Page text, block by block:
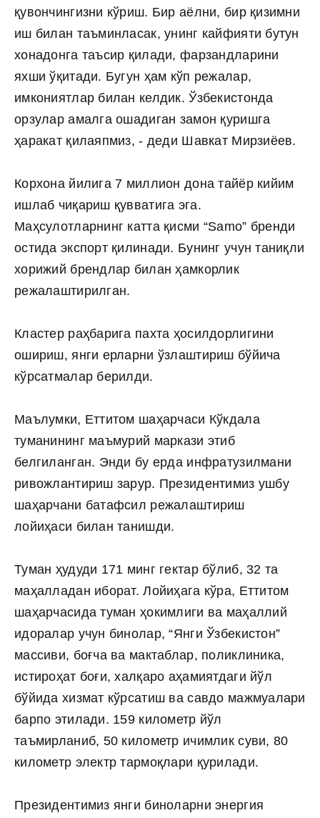
қувончингизни кўриш. Бир аёлни, бир қизимни
иш билан таъминласак, унинг кайфияти бутун
хонадонга таъсир қилади, фарзандларини
яхши ўқитади. Бугун ҳам кўп режалар,
имкониятлар билан келдик. Ўзбекистонда
орзулар амалга ошадиган замон қуришга
ҳаракат қилаяпмиз, - деди Шавкат Мирзиёев.
Корхона йилига 7 миллион дона тайёр кийим
ишлаб чиқариш қувватига эга.
Маҳсулотларнинг катта қисми “Samo” бренди
остида экспорт қилинади. Бунинг учун таниқли
хорижий брендлар билан ҳамкорлик
режалаштирилган.
Кластер раҳбарига пахта ҳосилдорлигини
ошириш, янги ерларни ўзлаштириш бўйича
кўрсатмалар берилди.
Маълумки, Еттитом шаҳарчаси Кўкдала
туманининг маъмурий маркази этиб
белгиланган. Энди бу ерда инфратузилмани
ривожлантириш зарур. Президентимиз ушбу
шаҳарчани батафсил режалаштириш
лойиҳаси билан танишди.
Туман ҳудуди 171 минг гектар бўлиб, 32 та
маҳалладан иборат. Лойиҳага кўра, Еттитом
шаҳарчасида туман ҳокимлиги ва маҳаллий
идоралар учун бинолар, “Янги Ўзбекистон”
массиви, боғча ва мактаблар, поликлиника,
истироҳат боғи, халқаро аҳамиятдаги йўл
бўйида хизмат кўрсатиш ва савдо мажмуалари
барпо этилади. 159 километр йўл
таъмирланиб, 50 километр ичимлик суви, 80
километр электр тармоқлари қурилади.
Президентимиз янги биноларни энергия